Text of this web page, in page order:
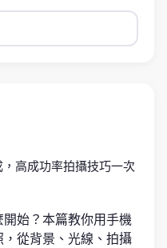
高成功率拍攝技巧一次
始？本篇教你用手機
從背景、光線、拍攝